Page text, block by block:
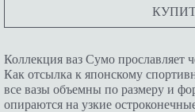
Коллекция ваз Сумо прославляет
Как отсылка к японскому
все вазы объемны по размеру и
опираются на узкие